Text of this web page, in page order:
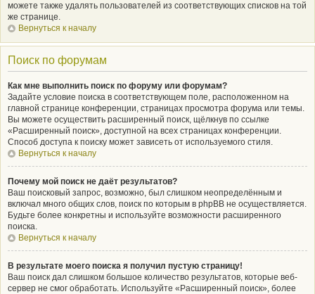
можете также удалять пользователей из соответствующих списков на той
же странице.
Вернуться к началу
Поиск по форумам
Как мне выполнить поиск по форуму или форумам?
Задайте условие поиска в соответствующем поле, расположенном на
главной странице конференции, страницах просмотра форума или темы.
Вы можете осуществить расширенный поиск, щёлкнув по ссылке
«Расширенный поиск», доступной на всех страницах конференции.
Способ доступа к поиску может зависеть от используемого стиля.
Вернуться к началу
Почему мой поиск не даёт результатов?
Ваш поисковый запрос, возможно, был слишком неопределённым и
включал много общих слов, поиск по которым в phpBB не осуществляется.
Будьте более конкретны и используйте возможности расширенного
поиска.
Вернуться к началу
В результате моего поиска я получил пустую страницу!
Ваш поиск дал слишком большое количество результатов, которые веб-
сервер не смог обработать. Используйте «Расширенный поиск», более